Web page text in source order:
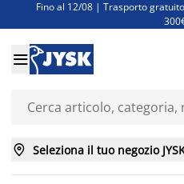
Fino al 12/08 | Trasporto
Super offerte d'estate | Oltre
Finanziamenti - Scegli il piano

 Seleziona il tuo negozio